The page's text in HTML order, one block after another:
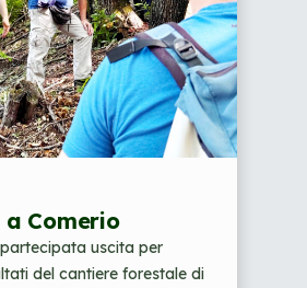
a Comerio
uscita per
del cantiere forestale di